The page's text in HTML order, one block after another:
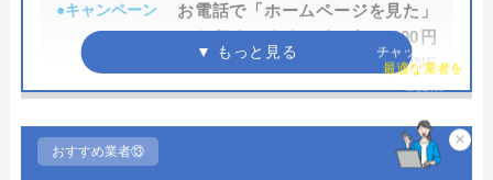
●キャンペーン
お電話で「ホームページを見た」
とお伝えいただければ、1,000円
OFF をさせていただきます。LINE
追加で500円引き。
●駆けつけ時間 最短30分
おすすめ業者⑬
×
チャット診断で
最適な業者を